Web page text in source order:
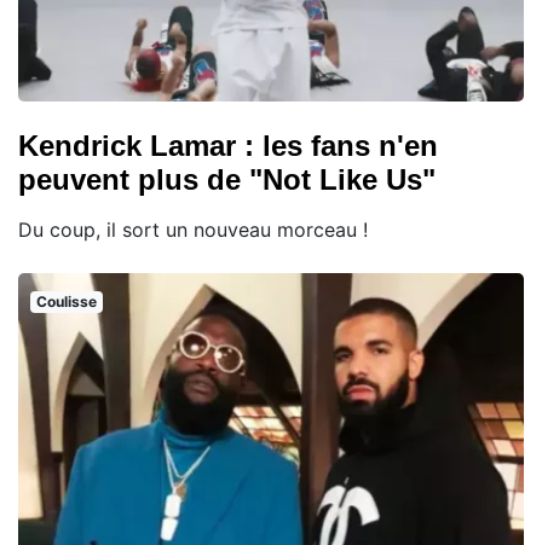
Kendrick Lamar : les fans n'en
peuvent plus de "Not Like Us"
Du coup, il sort un nouveau morceau !
Coulisse